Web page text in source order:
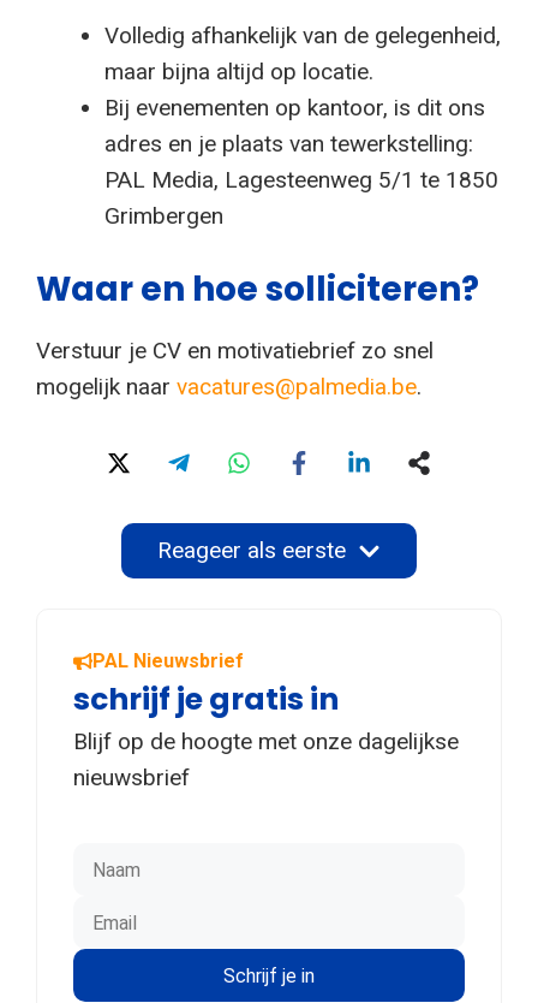
Volledig afhankelijk van de gelegenheid,
maar bijna altijd op locatie.
Bij evenementen op kantoor, is dit ons
adres en je plaats van tewerkstelling:
PAL Media, Lagesteenweg 5/1 te 1850
Grimbergen
Waar en hoe solliciteren?
Verstuur je CV en motivatiebrief zo snel
mogelijk naar vacatures@palmedia.be.
Reageer als eerste
PAL Nieuwsbrief
schrijf je gratis in
Blijf op de hoogte met onze dagelijkse
nieuwsbrief